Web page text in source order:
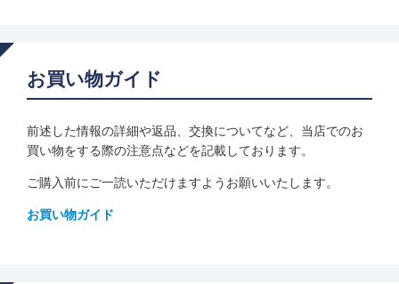
お買い物ガイド
前述した情報の詳細や返品、交換についてなど、当店でのお
買い物をする際の注意点などを記載しております。
ご購入前にご一読いただけますようお願いいたします。
お買い物ガイド